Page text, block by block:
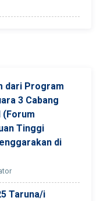
dari Program
3 Cabang
(Forum
Tinggi
di
Taruna/i